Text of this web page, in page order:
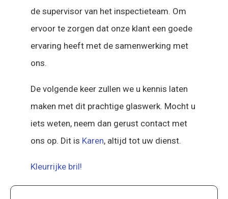
de supervisor van het inspectieteam. Om
ervoor te zorgen dat onze klant een goede
ervaring heeft met de samenwerking met
ons.
De volgende keer zullen we u kennis laten
maken met dit prachtige glaswerk. Mocht u
iets weten, neem dan gerust contact met
ons op. Dit is Karen, altijd tot uw dienst.
Kleurrijke bril!